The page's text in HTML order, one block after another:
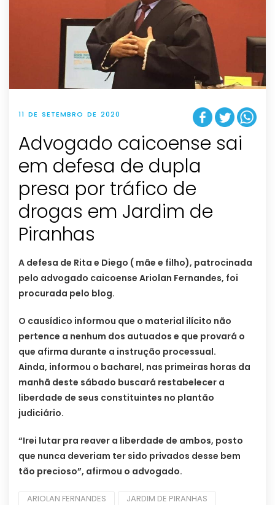
11 DE SETEMBRO DE 2020
Advogado caicoense sai
em defesa de dupla
presa por tráfico de
drogas em Jardim de
Piranhas
A defesa de Rita e Diego ( mãe e filho), patrocinada
pelo advogado caicoense Ariolan Fernandes, foi
procurada pelo blog.
O causídico informou que o material ilícito não
pertence a nenhum dos autuados e que provará o
que afirma durante a instrução processual.
Ainda, informou o bacharel, nas primeiras horas da
manhã deste sábado buscará restabelecer a
liberdade de seus constituintes no plantão
judiciário.
“Irei lutar pra reaver a liberdade de ambos, posto
que nunca deveriam ter sido privados desse bem
tão precioso”, afirmou o advogado.
ARIOLAN FERNANDES JARDIM DE PIRANHAS